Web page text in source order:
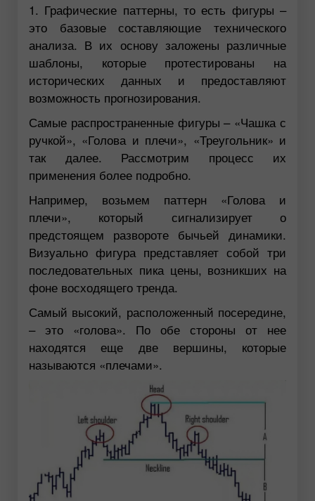
1. Графические паттерны, то есть фигуры –
это базовые составляющие технического
анализа. В их основу заложены различные
шаблоны, которые протестированы на
исторических данных и предоставляют
возможность прогнозирования.
Самые распространенные фигуры – «Чашка с
ручкой», «Голова и плечи», «Треугольник» и
так далее. Рассмотрим процесс их
применения более подробно.
Например, возьмем паттерн «Голова и
плечи», который сигнализирует о
предстоящем развороте бычьей динамики.
Визуально фигура представляет собой три
последовательных пика цены, возникших на
фоне восходящего тренда.
Самый высокий, расположенный посередине,
– это «голова». По обе стороны от нее
находятся еще две вершины, которые
называются «плечами».